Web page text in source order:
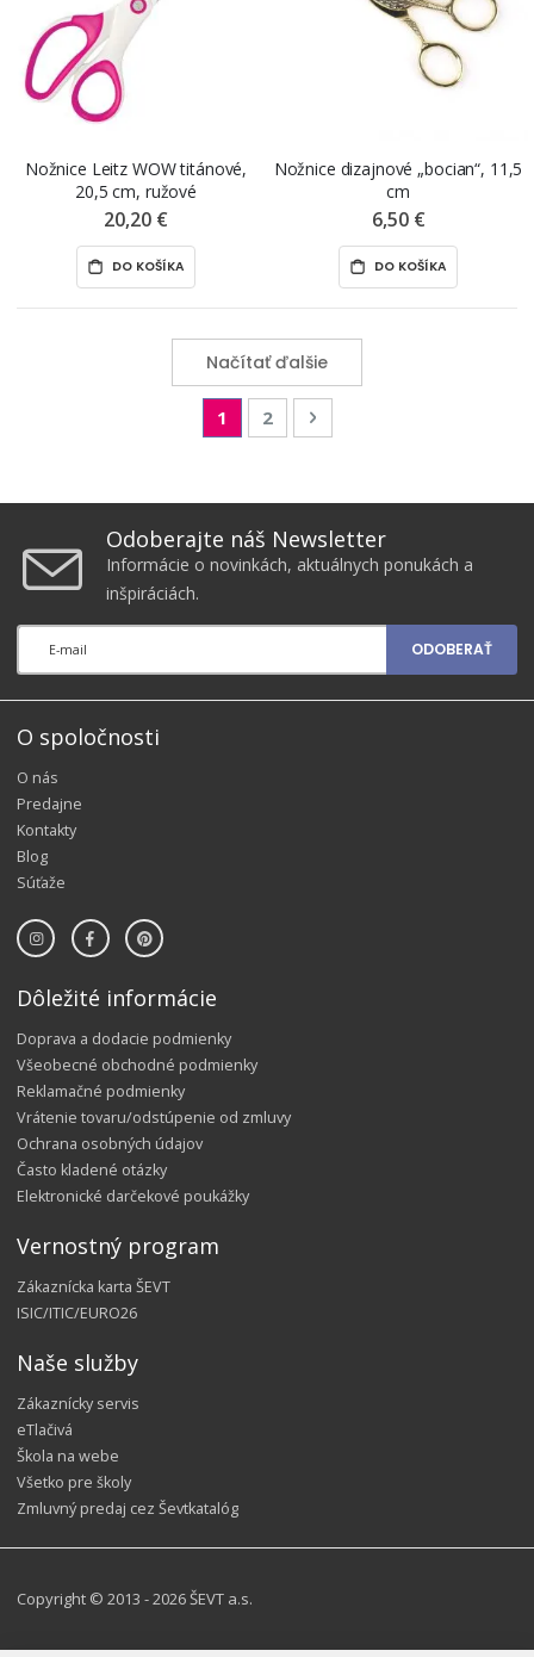
Nožnice Leitz WOW titánové,
20,5 cm, ružové
20,20 €
DO KOŠÍKA
Nožnice dizajnové „bocian“, 11,5
cm
6,50 €
DO KOŠÍKA
Načítať ďalšie
PageYou're currently reading page
1 Page
2 Page
Nasledujúca
Odoberajte náš Newsletter
Informácie o novinkách, aktuálnych ponukách a
inšpiráciách.
ODOBERAŤ
O spoločnosti
O nás
Predajne
Kontakty
Blog
Súťaže
Dôležité informácie
Doprava a dodacie podmienky
Všeobecné obchodné podmienky
Reklamačné podmienky
Vrátenie tovaru/odstúpenie od zmluvy
Ochrana osobných údajov
Často kladené otázky
Elektronické darčekové poukážky
Vernostný program
Zákaznícka karta ŠEVT
ISIC/ITIC/EURO26
Naše služby
Zákaznícky servis
eTlačivá
Škola na webe
Všetko pre školy
Zmluvný predaj cez Ševtkatalóg
Copyright © 2013 - 2026 ŠEVT a.s.